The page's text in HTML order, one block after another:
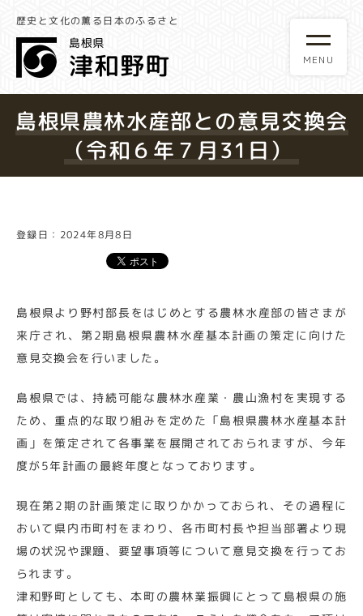
歴史と文化の薫る日本のふるさと
島根県農林水産部との意見交換会
（令和６年７月31日）
登録日：2024年8月8日
島根県より野村部長をはじめとする農林水産部の皆さまが
来庁され、第2期島根県農林水産基本計画の策定に向けた
意見交換会を行いました。
島根県では、持続可能な農林水産業・農山漁村を実現する
ため、重点的な取り組みを定めた「島根県農林水産基本計
画」を策定されて各事業を展開されておられますが、今年
度が5年計画の最終年度となっております。
現在第2期の計画策定に取りかかっておられ、その過程に
おいて県内市町村をまわり、各市町村長や担当部署より現
場の状況や課題、要望事項等について意見交換を行ってお
られます。
津和野町としても、本町の農林業振興にとって島根県の施